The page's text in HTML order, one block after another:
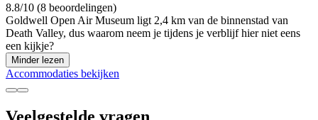
8.8/10 (8 beoordelingen)
Goldwell Open Air Museum ligt 2,4 km van de binnenstad van
Death Valley, dus waarom neem je tijdens je verblijf hier niet eens
een kijkje?
Minder lezen
Accommodaties bekijken
Veelgestelde vragen